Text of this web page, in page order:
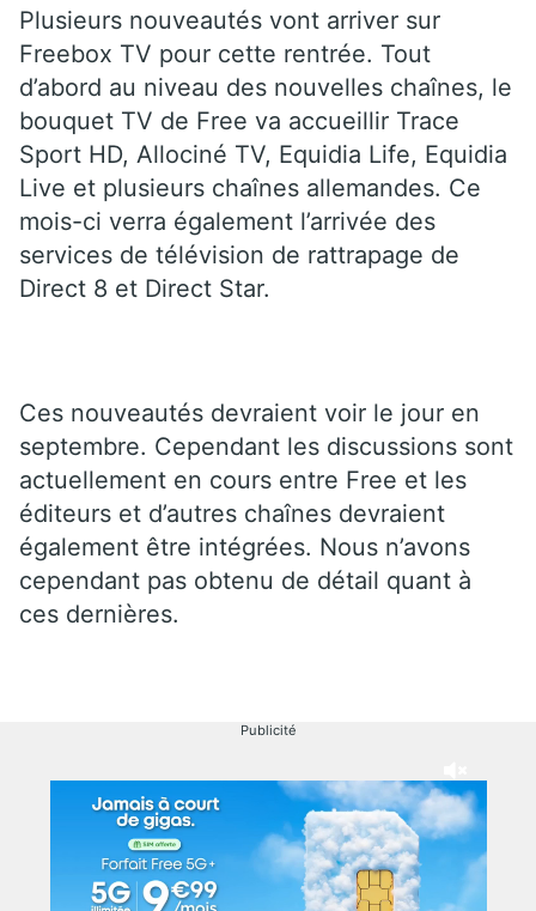
Plusieurs nouveautés vont arriver sur
Freebox TV pour cette rentrée. Tout
d’abord au niveau des nouvelles chaînes, le
bouquet TV de Free va accueillir Trace
Sport HD, Allociné TV, Equidia Life, Equidia
Live et plusieurs chaînes allemandes. Ce
mois-ci verra également l’arrivée des
services de télévision de rattrapage de
Direct 8 et Direct Star.
Ces nouveautés devraient voir le jour en
septembre. Cependant les discussions sont
actuellement en cours entre Free et les
éditeurs et d’autres chaînes devraient
également être intégrées. Nous n’avons
cependant pas obtenu de détail quant à
ces dernières.
Publicité